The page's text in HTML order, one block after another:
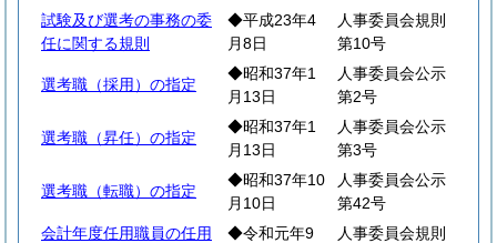
試験及び選考の事務の委
任に関する規則
◆平成23年4
月8日
人事委員会規則
第10号
選考職（採用）の指定
◆昭和37年1
月13日
人事委員会公示
第2号
選考職（昇任）の指定
◆昭和37年1
月13日
人事委員会公示
第3号
選考職（転職）の指定
◆昭和37年10
月10日
人事委員会公示
第42号
会計年度任用職員の任用
◆令和元年9
人事委員会規則